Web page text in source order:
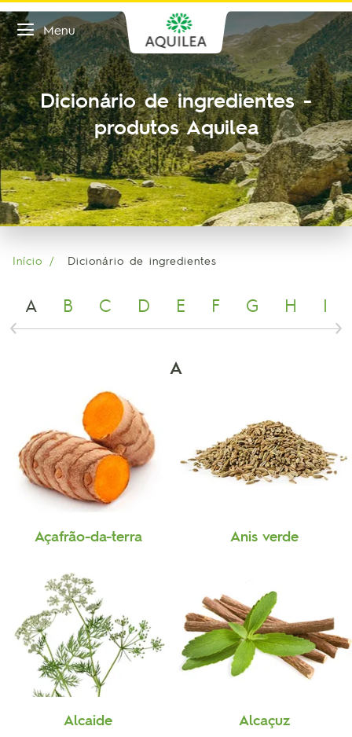
Menu
Dicionário de ingredientes -
produtos Aquilea
Início Dicionário de ingredientes
A B C D E F G H I
A
Açafrão-da-terra Anis verde
Alcaide Alcaçuz